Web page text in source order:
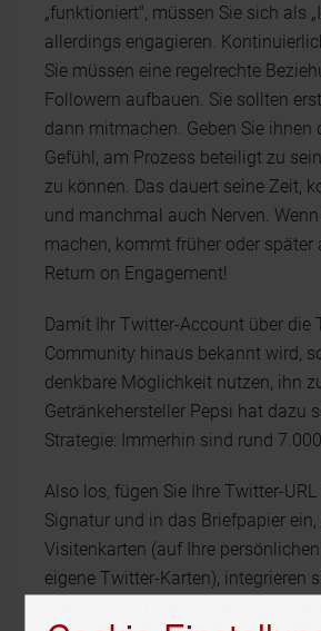
„funktioniert", müssen Sie sich als
allerdings engagieren.
Sie müssen eine regelrechte
Followern aufbauen. Sie sollten
dann mitmachen. Geben Sie ihnen
Gefühl, am Prozess beteiligt zu
zu können. Das dauert seine Zeit,
und manchmal auch Nerven.
machen, kommt früher oder später
Return on Engagement!
Damit Ihr Twitter-Account über die
Community hinaus bekannt wird,
denkbare Möglichkeit nutzen, ihn
Getränkehersteller Pepsi hat dazu
Strategie: Immerhin sind rund
Also los, fügen Sie Ihre Twitter-
Signatur und in das Briefpapier
Visitenkarten (auf Ihre
eigene Twitter-Karten), integrieren